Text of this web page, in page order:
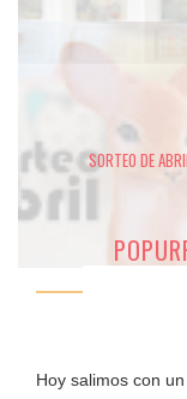
SORTEO DE
Hoy salimos con